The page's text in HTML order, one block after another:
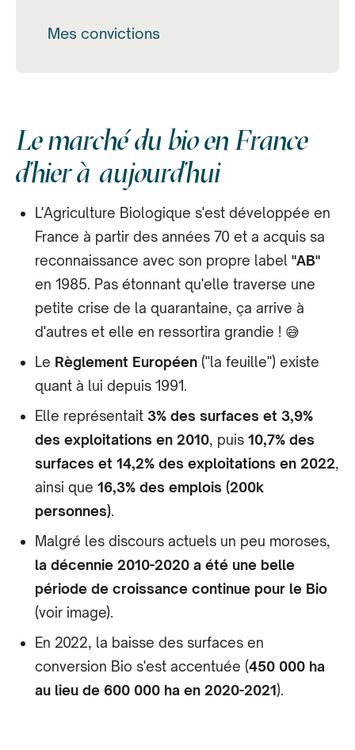
Mes convictions
Le marché du bio en France
d'hier à aujourd'hui
L'Agriculture Biologique s'est développée en
France à partir des années 70 et a acquis sa
reconnaissance avec son propre label "AB"
en 1985. Pas étonnant qu'elle traverse une
petite crise de la quarantaine, ça arrive à
d'autres et elle en ressortira grandie ! 😅
Le Règlement Européen ("la feuille") existe
quant à lui depuis 1991.
Elle représentait 3% des surfaces et 3,9%
des exploitations en 2010, puis 10,7% des
surfaces et 14,2% des exploitations en 2022,
ainsi que 16,3% des emplois (200k
personnes).
Malgré les discours actuels un peu moroses,
la décennie 2010-2020 a été une belle
période de croissance continue pour le Bio
(voir image).
En 2022, la baisse des surfaces en
conversion Bio s'est accentuée (450 000 ha
au lieu de 600 000 ha en 2020-2021).